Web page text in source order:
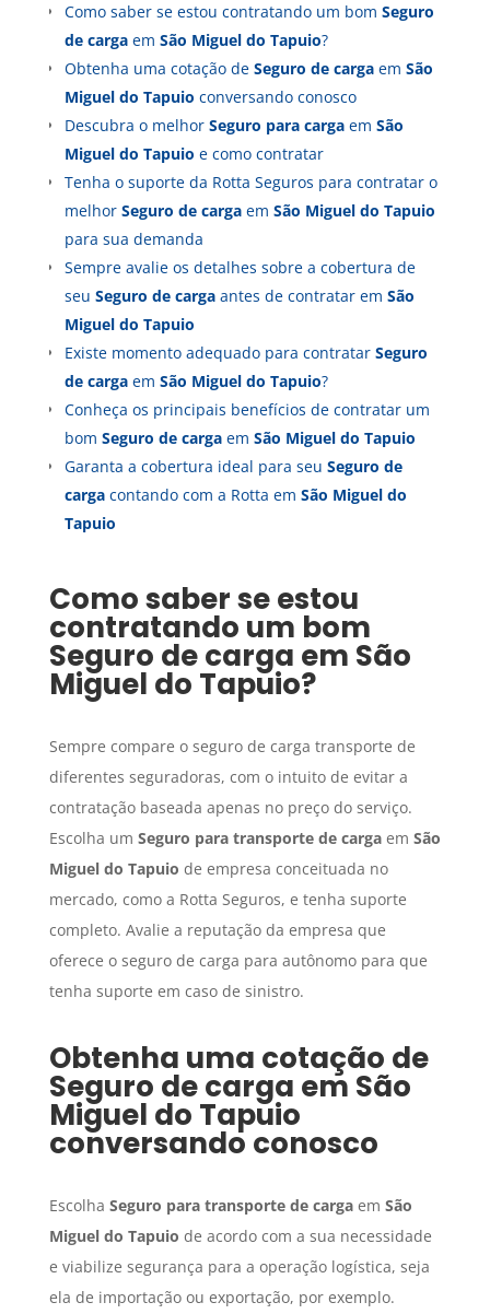
Como saber se estou contratando um bom Seguro
de cargaem São Miguel do Tapuio?
Obtenha uma cotação de Seguro de cargaem São
Miguel do Tapuio conversando conosco
Descubra o melhor Seguro para cargaem São
Miguel do Tapuio e como contratar
Tenha o suporte da Rotta Seguros para contratar o
melhor Seguro de cargaem São Miguel do Tapuio
para sua demanda
Sempre avalie os detalhes sobre a cobertura de
seu Seguro de cargaantes de contratar em São
Miguel do Tapuio
Existe momento adequado para contratar Seguro
de cargaem São Miguel do Tapuio?
Conheça os principais benefícios de contratar um
bom Seguro de cargaem São Miguel do Tapuio
Garanta a cobertura ideal para seu Seguro de
cargacontando com a Rotta em São Miguel do
Tapuio
Como saber se estou
contratando um bom
Seguro de carga em São
Miguel do Tapuio?
Sempre compare o seguro de carga transporte de
diferentes seguradoras, com o intuito de evitar a
contratação baseada apenas no preço do serviço.
Escolha um Seguro para transporte de cargaem São
Miguel do Tapuio de empresa conceituada no
mercado, como a Rotta Seguros, e tenha suporte
completo. Avalie a reputação da empresa que
oferece o seguro de carga para autônomo para que
tenha suporte em caso de sinistro.
Obtenha uma cotação de
Seguro de carga em São
Miguel do Tapuio
conversando conosco
Escolha Seguro para transporte de cargaem São
Miguel do Tapuio de acordo com a sua necessidade
e viabilize segurança para a operação logística, seja
ela de importação ou exportação, por exemplo.